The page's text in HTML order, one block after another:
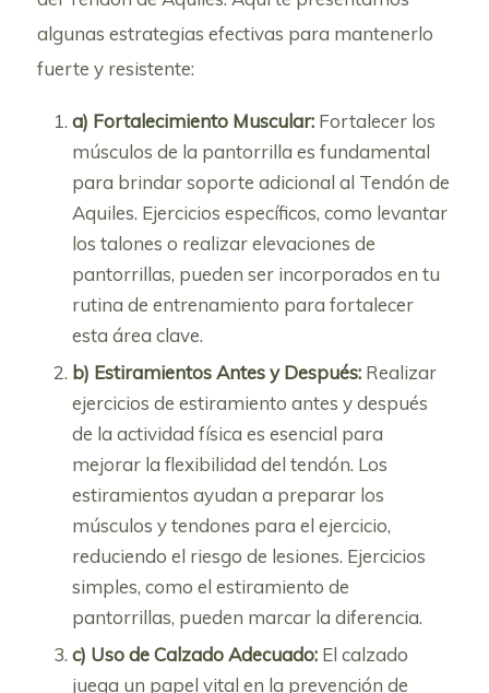
algunas estrategias efectivas para mantenerlo
fuerte y resistente:
a) Fortalecimiento Muscular:Fortalecer los
músculos de la pantorrilla es fundamental
para brindar soporte adicional al Tendón de
Aquiles. Ejercicios específicos, como levantar
los talones o realizar elevaciones de
pantorrillas, pueden ser incorporados en tu
rutina de entrenamiento para fortalecer
esta área clave.
b) Estiramientos Antes y Después:Realizar
ejercicios de estiramiento antes y después
de la actividad física es esencial para
mejorar la flexibilidad del tendón. Los
estiramientos ayudan a preparar los
músculos y tendones para el ejercicio,
reduciendo el riesgo de lesiones. Ejercicios
simples, como el estiramiento de
pantorrillas, pueden marcar la diferencia.
c) Uso de Calzado Adecuado:El calzado
juega un papel vital en la prevención de